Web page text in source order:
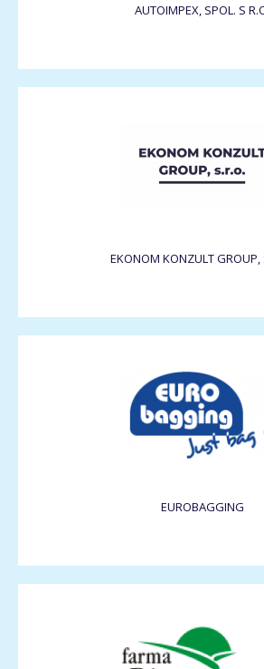
AUTOIMPEX, SPOL. S
EKONOM KONZULT GROUP,
EUROBAGGING